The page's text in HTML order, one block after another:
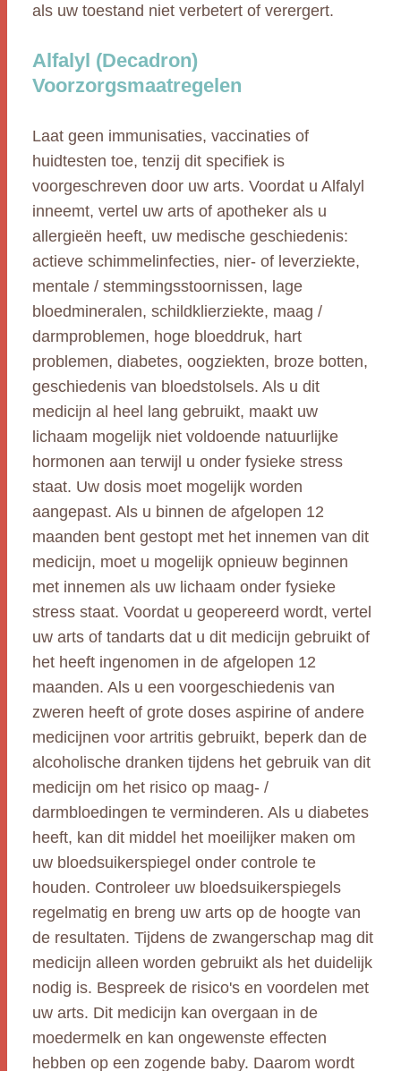
als uw toestand niet verbetert of verergert.
Alfalyl (Decadron)
Voorzorgsmaatregelen
Laat geen immunisaties, vaccinaties of
huidtesten toe, tenzij dit specifiek is
voorgeschreven door uw arts. Voordat u Alfalyl
inneemt, vertel uw arts of apotheker als u
allergieën heeft, uw medische geschiedenis:
actieve schimmelinfecties, nier- of leverziekte,
mentale / stemmingsstoornissen, lage
bloedmineralen, schildklierziekte, maag /
darmproblemen, hoge bloeddruk, hart
problemen, diabetes, oogziekten, broze botten,
geschiedenis van bloedstolsels. Als u dit
medicijn al heel lang gebruikt, maakt uw
lichaam mogelijk niet voldoende natuurlijke
hormonen aan terwijl u onder fysieke stress
staat. Uw dosis moet mogelijk worden
aangepast. Als u binnen de afgelopen 12
maanden bent gestopt met het innemen van dit
medicijn, moet u mogelijk opnieuw beginnen
met innemen als uw lichaam onder fysieke
stress staat. Voordat u geopereerd wordt, vertel
uw arts of tandarts dat u dit medicijn gebruikt of
het heeft ingenomen in de afgelopen 12
maanden. Als u een voorgeschiedenis van
zweren heeft of grote doses aspirine of andere
medicijnen voor artritis gebruikt, beperk dan de
alcoholische dranken tijdens het gebruik van dit
medicijn om het risico op maag- /
darmbloedingen te verminderen. Als u diabetes
heeft, kan dit middel het moeilijker maken om
uw bloedsuikerspiegel onder controle te
houden. Controleer uw bloedsuikerspiegels
regelmatig en breng uw arts op de hoogte van
de resultaten. Tijdens de zwangerschap mag dit
medicijn alleen worden gebruikt als het duidelijk
nodig is. Bespreek de risico's en voordelen met
uw arts. Dit medicijn kan overgaan in de
moedermelk en kan ongewenste effecten
hebben op een zogende baby. Daarom wordt